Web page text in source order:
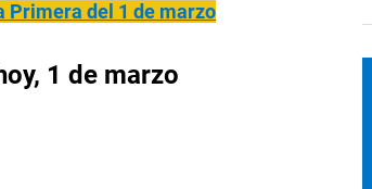
Primera del 1 de marzo
1 de marzo